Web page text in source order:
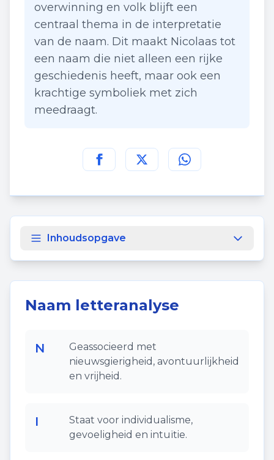
overwinning en volk blijft een
centraal thema in de interpretatie
van de naam. Dit maakt Nicolaas tot
een naam die niet alleen een rijke
geschiedenis heeft, maar ook een
krachtige symboliek met zich
meedraagt.
Deel deze pagina op
Deel deze pagina op
Deel deze pagina
Inhoudsopgave
Naam letteranalyse
N
Geassocieerd met
nieuwsgierigheid, avontuurlijkheid
en vrijheid.
I
Staat voor individualisme,
gevoeligheid en intuïtie.